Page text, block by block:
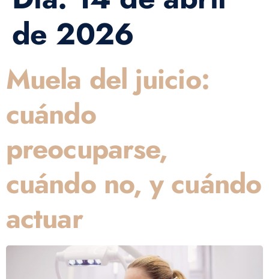
de 2026
Muela del juicio:
cuándo
preocuparse,
cuándo no, y cuándo
actuar